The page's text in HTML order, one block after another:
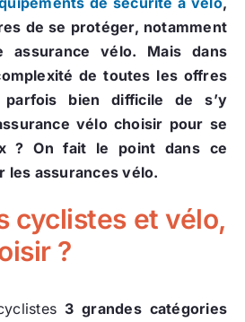
de se protéger, notamment
assurance vélo. Mais dans
de toutes les offres
bien difficile de s’y
vélo choisir pour se
? On fait le point dans ce
les assurances vélo.
cyclistes et vélo,
?
3 grandes catégories